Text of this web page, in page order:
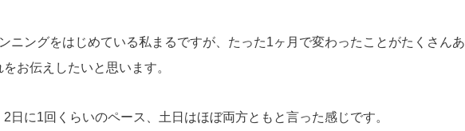
ニングをはじめている私まるですが、たった1ヶ月で変わったことがたくさんあ
お伝えしたいと思います。
日に1回くらいのペース、土日はほぼ両方ともと言った感じです。